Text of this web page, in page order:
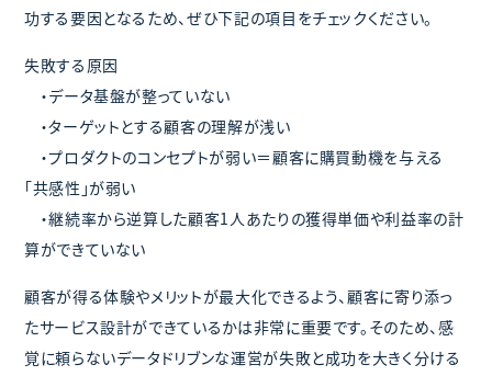
功する要因となるため、ぜひ下記の項目をチェックください。
失敗する原因
・データ基盤が整っていない
・ターゲットとする顧客の理解が浅い
・プロダクトのコンセプトが弱い＝顧客に購買動機を与える
「共感性」が弱い
・継続率から逆算した顧客1人あたりの獲得単価や利益率の計
算ができていない
顧客が得る体験やメリットが最大化できるよう、顧客に寄り添っ
たサービス設計ができているかは非常に重要です。そのため、感
覚に頼らないデータドリブンな運営が失敗と成功を大きく分ける